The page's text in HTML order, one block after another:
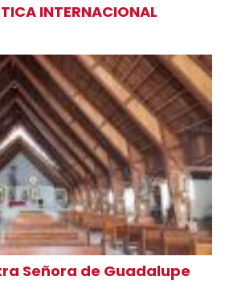
INTERNACIONAL
Señora de Guadalupe